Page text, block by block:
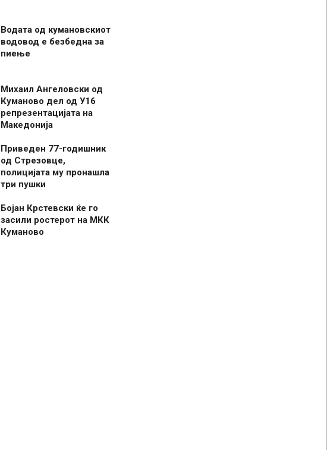
Водата од кумановскиот
водовод е безбедна за
пиење
Михаил Ангеловски од
Куманово дел од У16
репрезентацијата на
Македонија
Приведен 77-годишник
од Стрезовце,
полицијата му пронашла
три пушки
Бојан Крстевски ќе го
засили ростерот на МКК
Куманово